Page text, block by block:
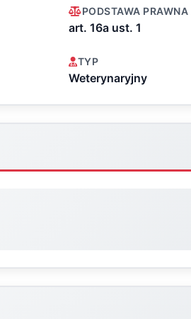
PODSTAWA PRAWNA
art. 16a ust. 1
TYP
Weterynaryjny